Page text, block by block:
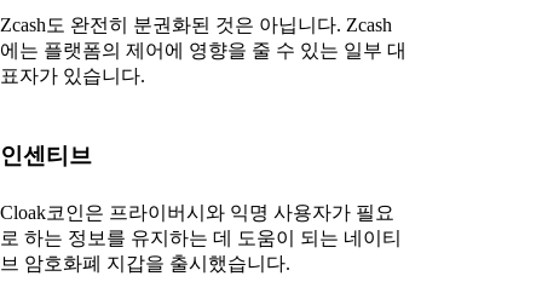
Zcash도 완전히 분권화된 것은 아닙니다. Zcash
에는 플랫폼의 제어에 영향을 줄 수 있는 일부 대
표자가 있습니다.
인센티브
Cloak코인은 프라이버시와 익명 사용자가 필요
로 하는 정보를 유지하는 데 도움이 되는 네이티
브 암호화폐 지갑을 출시했습니다.